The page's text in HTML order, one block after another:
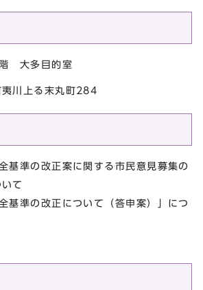
大多目的室
川上る末丸町284
準の改正案に関する市民意見募集の
て
準の改正について（答申案）」につ